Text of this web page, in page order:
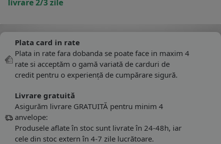
livrare 2/3 zile
Plata card in rate
Plata in rate fara dobanda se poate face in maxim 4
rate si acceptăm o gamă variată de carduri de
credit pentru o experiență de cumpărare sigură.
Livrare gratuită
Asigurăm livrare GRATUITĂ pentru minim 4
anvelope:
Produsele aflate în stoc sunt livrate în 24-48h, iar
cele din stoc extern în 4-7 zile lucrătoare.